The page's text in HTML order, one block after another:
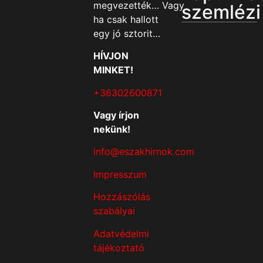
megvezették… Vagy
ha csak hallott
egy jó sztorit…
HÍVJON
MINKET!
+36302600871
Vagy írjon
nekünk!
info@eszakhirnok.com
Impresszum
Hozzászólás
szabályai
Adatvédelmi
tájékoztató
szemlézi